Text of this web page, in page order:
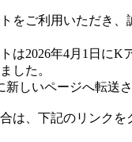
をご利用いただき、
は2026年4月1日にK
した。
新しいページへ転送さ
は、下記のリンクを